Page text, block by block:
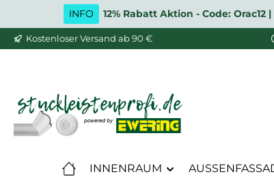
Hauptinhalt springen
Zur Suche springen
Zur Hauptnavigation springen
INFO 12% Rabatt Aktion - Code:
Kostenloser Versand ab 90 €
INNENRAUM